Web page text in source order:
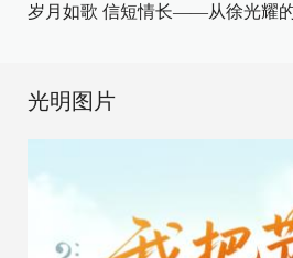
岁月如歌 信短情长——从徐光耀
光明图片